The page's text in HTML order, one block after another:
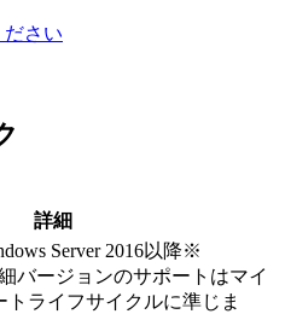
さい
詳細
Server 2016以降※
バージョンのサポートはマイ
トライフサイクルに準じま